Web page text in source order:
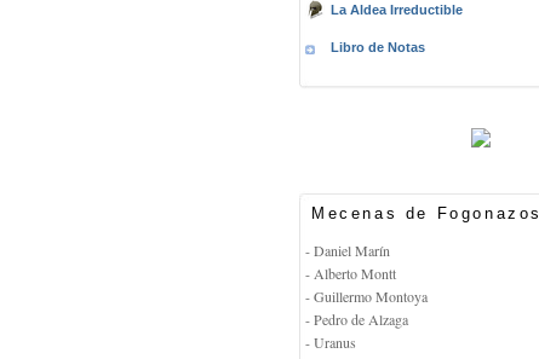
La Aldea Irreductible
Libro de Notas
Mecenas de Fogonazos
- Daniel Marín
- Alberto Montt
- Guillermo Montoya
- Pedro de Alzaga
- Uranus